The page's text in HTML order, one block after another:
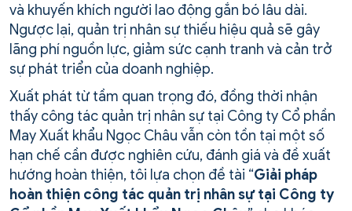
và khuyến khích người lao động gắn bó lâu dài.
Ngược lại, quản trị nhân sự thiếu hiệu quả sẽ gây
lãng phí nguồn lực, giảm sức cạnh tranh và cản trở
sự phát triển của doanh nghiệp.
Xuất phát từ tầm quan trọng đó, đồng thời nhận
thấy công tác quản trị nhân sự tại Công ty Cổ phần
May Xuất khẩu Ngọc Châu vẫn còn tồn tại một số
hạn chế cần được nghiên cứu, đánh giá và đề xuất
hướng hoàn thiện, tôi lựa chọn đề tài “Giải pháp
hoàn thiện công tác quản trị nhân sự tại Công ty